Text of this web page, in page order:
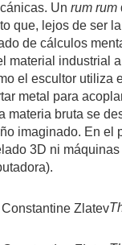
Unrum rum
que, lejos de ser
de cálculos
material industrial
el escultor utiliza
metal para
materia bruta se
imaginado. En el
3D ni